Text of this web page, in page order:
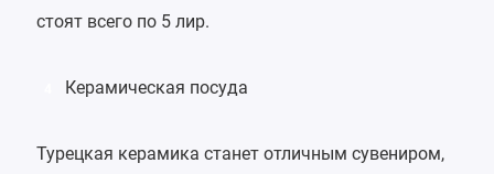
стоят всего по 5 лир.
Керамическая посуда
Турецкая керамика станет отличным сувениром,